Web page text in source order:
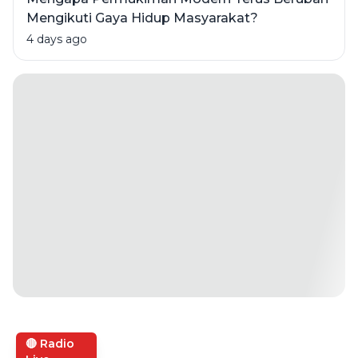
Mengikuti Gaya Hidup Masyarakat?
4 days ago
🔴 Radio